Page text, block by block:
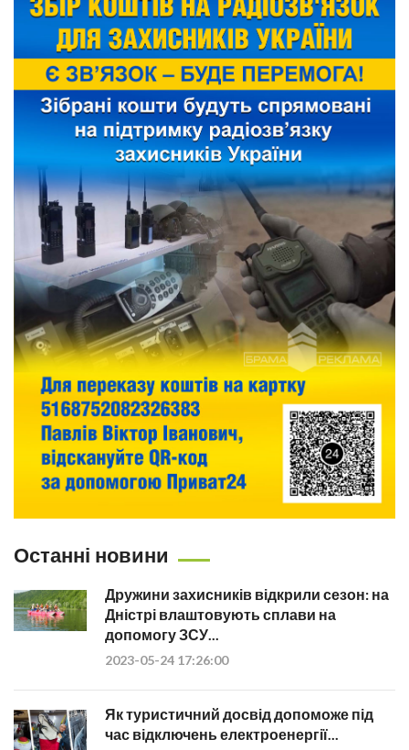
Останні новини
Дружини захисників відкрили сезон: на
Дністрі влаштовують сплави на
допомогу ЗСУ...
2023-05-24 17:26:00
Як туристичний досвід допоможе під
час відключень електроенергії...